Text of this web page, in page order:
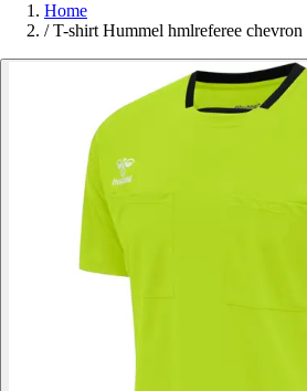
Home
/ T-shirt Hummel hmlreferee chevron